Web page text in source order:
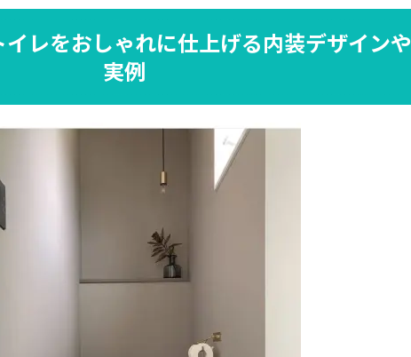
レをおしゃれに仕上げる内装デザインや
実例